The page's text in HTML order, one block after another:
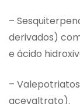
–
derivados)
e ácido
–
acevaltrato).